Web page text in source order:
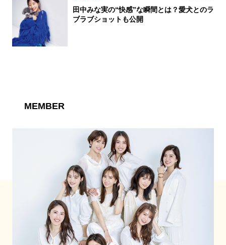
田中みな実の“快感”な瞬間とは？愛犬とのラ
ブラブショットも公開
MEMBER